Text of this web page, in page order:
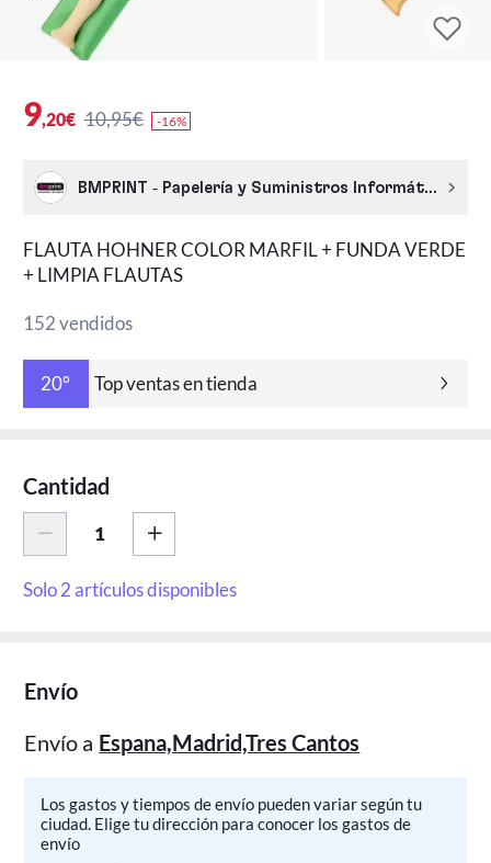
9,20€ 10,95€ -16%
BMPRINT - Papelería y Suministros Informáticos
FLAUTA HOHNER COLOR MARFIL + FUNDA VERDE
+ LIMPIA FLAUTAS
152 vendidos
20° Top ventas en tienda
Cantidad
Solo 2 artículos disponibles
Envío
Envío a Espana,Madrid,Tres Cantos
Los gastos y tiempos de envío pueden variar según tu
ciudad. Elige tu dirección para conocer los gastos de
envío